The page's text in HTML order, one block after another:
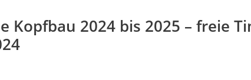
2024 bis 2025 – freie